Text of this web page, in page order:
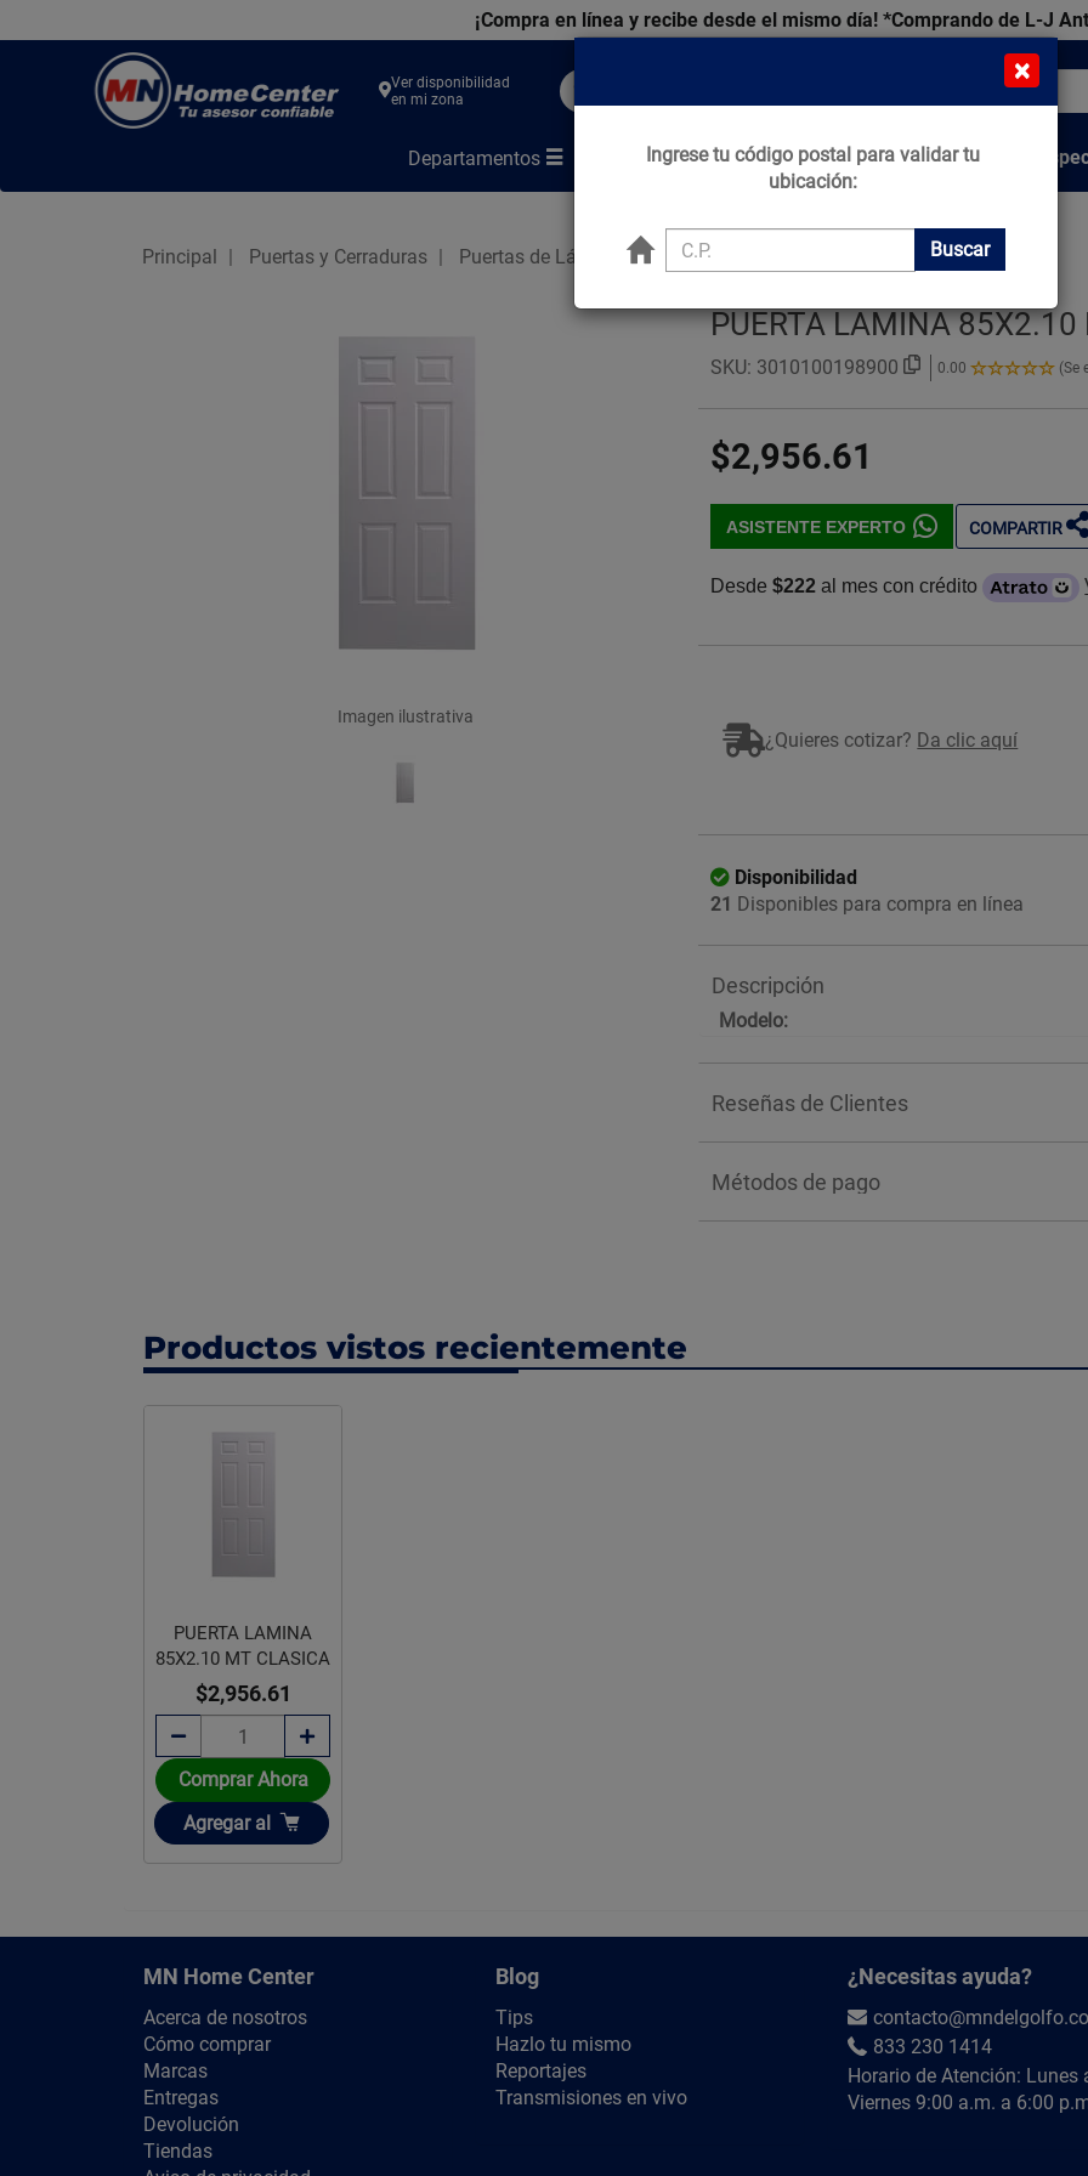
¡Compra en línea y recibe desde el mismo día! *Comprando de L-J
Center
Ver disponibilidad
en mi zona
Departamentos Marcas Tips que Construyen Venta
Principal Puertas y Cerraduras Puertas de Lámina
Imagen ilustrativa
PUERTA LAMINA 85X2.10
SKU: 3010100198900 0.00
0.00
(Se
$2,956.61
ASISTENTE EXPERTO COMPARTIR
Desde$222 al mes con crédito
¿Quieres cotizar? Da clic aquí
Disponibilidad
21 Disponibles para compra en línea
Descripción
Modelo:
Reseñas de Clientes
Métodos de pago
Productos vistos recientemente
PUERTA LAMINA
85X2.10 MT CLASICA
$2,956.61
Comprar Ahora
Añadir
Agregar al
MN Home Center
Acerca de nosotros
Cómo comprar
Marcas
Entregas
Devolución
Tiendas
Blog
Tips
Hazlo tu mismo
Reportajes
Transmisiones en vivo
¿Necesitas ayuda?
833 230 1414
Horario de Atención: Lunes
Viernes 9:00 a.m. a 6:00
×
Ingrese tu código postal para validar tu
ubicación:
Buscar